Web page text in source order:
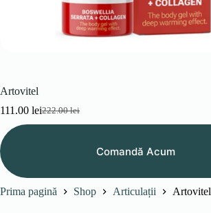
Artovitel
222.00lei
Prețul
inițial
111.00 leiPrețul
curent
Comandă Acum
Prima pagină Shop Articulații Artovitel